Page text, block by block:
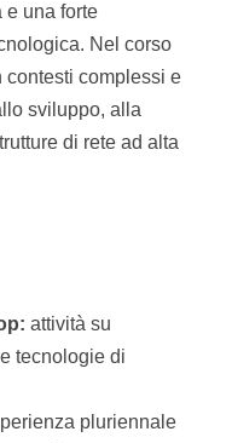
e una forte
Nel corso
contesti complessi e
sviluppo, alla
di rete ad alta
attività su
tecnologie di
pluriennale